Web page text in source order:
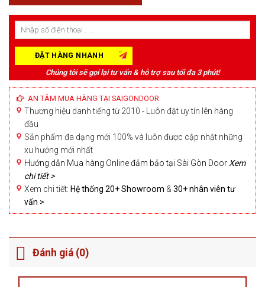
Chúng tôi sẽ gọi lại tư vấn & hỗ trợ sau tối đa 3 phút!
AN TÂM MUA HÀNG TẠI SAIGONDOOR
Thương hiệu danh tiếng từ 2010 - Luôn đặt uy tín lên hàng
đầu
Sản phẩm đa dạng mới 100% và luôn được cập nhật những
xu hướng mới nhất
Hướng dẫn Mua hàng Online đảm bảo tại Sài Gòn Door Xem
chi tiết >
Xem chi tiết: Hệ thống 20+ Showroom & 30+ nhân viên tư
vấn >
Đánh giá (0)